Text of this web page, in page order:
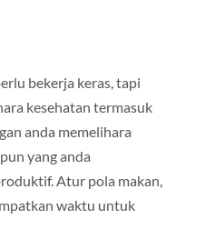
bekerja keras, tapi
kesehatan termasuk
anda memelihara
yang anda
Atur pola makan,
waktu untuk